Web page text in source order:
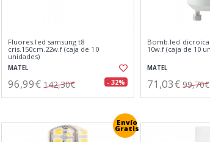
Fluores.led samsung t8
cris.150cm.22w.f (caja de 10
unidades)
MATEL
96,99€ 142,30€ - 32%
Bomb.led dicroica
10w.f (caja de 10
MATEL
71,03€ 99,70€
Envío
Gratis